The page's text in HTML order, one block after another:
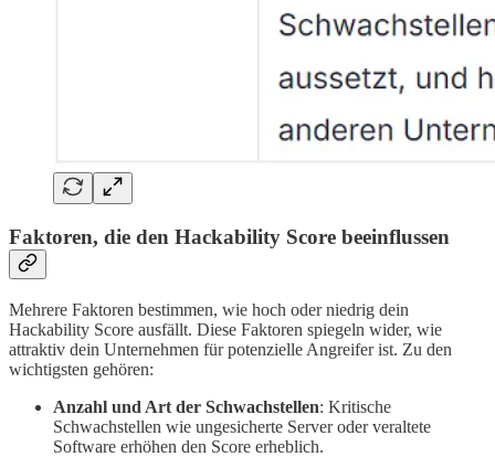
Faktoren, die den Hackability Score beeinflussen
Mehrere Faktoren bestimmen, wie hoch oder niedrig dein
Hackability Score ausfällt. Diese Faktoren spiegeln wider, wie
attraktiv dein Unternehmen für potenzielle Angreifer ist. Zu den
wichtigsten gehören:
Anzahl und Art der Schwachstellen: Kritische
Schwachstellen wie ungesicherte Server oder veraltete
Software erhöhen den Score erheblich.